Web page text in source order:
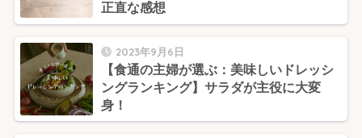
正直な感想
2023年9月6日
【食通の主婦が選ぶ：美味しいドレッシ
ングランキング】サラダが主役に大変
身！